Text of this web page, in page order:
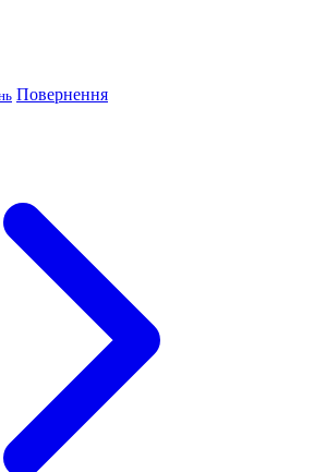
Повернення